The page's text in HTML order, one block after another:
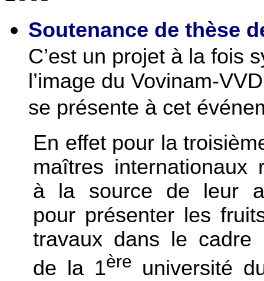
Soutenance de thèse
C’est un projet à la fois
l’image du Vovinam-
se présente à cet
En effet pour la
maîtres internationaux
à la source de leur
pour présenter les
travaux dans le cadre
de la 1ère université